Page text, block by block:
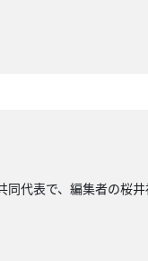
代表で、編集者の桜井